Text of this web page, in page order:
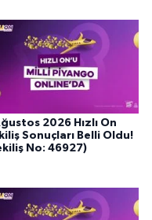
2026 Hızlı On
Sonuçları Belli Oldu!
No: 46927)